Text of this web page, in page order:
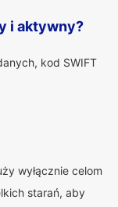
i aktywny?
kod SWIFT
wyłącznie celom
starań, aby